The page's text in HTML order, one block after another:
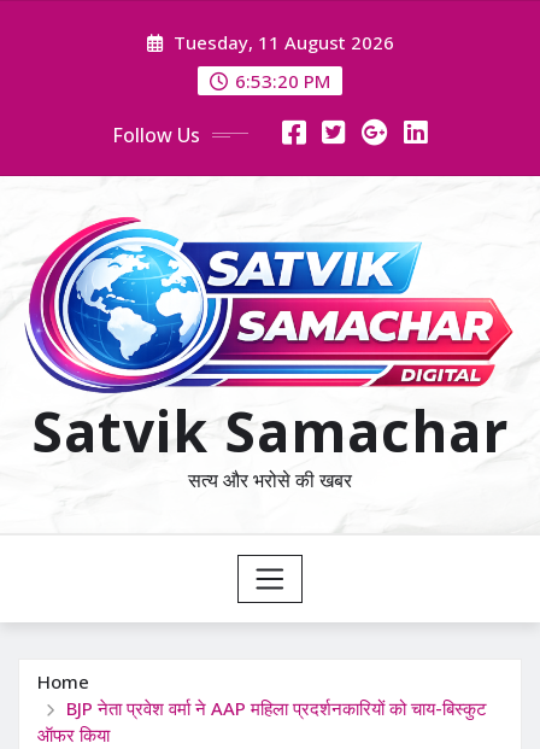
Tuesday, 11 August 2026
6:53:22 PM
Follow Us
Satvik Samachar
सत्य और भरोसे की खबर
Home
BJP नेता प्रवेश वर्मा ने AAP महिला प्रदर्शनकारियों को चाय-बिस्कुट
ऑफर किया